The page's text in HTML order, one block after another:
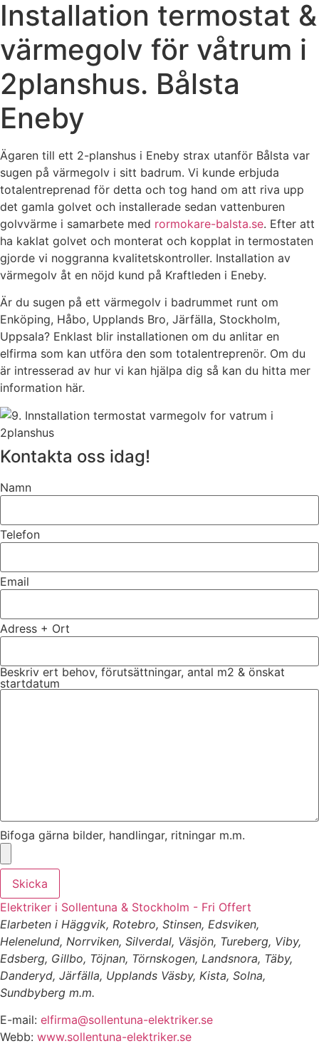
Installation termostat &
värmegolv för våtrum i
2planshus. Bålsta
Eneby
Ägaren till ett 2-planshus i Eneby strax utanför Bålsta var
sugen på värmegolv i sitt badrum. Vi kunde erbjuda
totalentreprenad för detta och tog hand om att riva upp
det gamla golvet och installerade sedan vattenburen
golvvärme i samarbete med rormokare-balsta.se. Efter att
ha kaklat golvet och monterat och kopplat in termostaten
gjorde vi noggranna kvalitetskontroller. Installation av
värmegolv åt en nöjd kund på Kraftleden i Eneby.
Är du sugen på ett värmegolv i badrummet runt om
Enköping, Håbo, Upplands Bro, Järfälla, Stockholm,
Uppsala? Enklast blir installationen om du anlitar en
elfirma som kan utföra den som totalentreprenör. Om du
är intresserad av hur vi kan hjälpa dig så kan du hitta mer
information här.
Kontakta oss idag!
Namn
Telefon
Email
Adress + Ort
Beskriv ert behov, förutsättningar, antal m2 & önskat
startdatum
Bifoga gärna bilder, handlingar, ritningar m.m.
Skicka
Elektriker i Sollentuna & Stockholm - Fri Offert
Elarbeten i Häggvik, Rotebro, Stinsen, Edsviken,
Helenelund, Norrviken, Silverdal, Väsjön, Tureberg, Viby,
Edsberg, Gillbo, Töjnan, Törnskogen, Landsnora, Täby,
Danderyd, Järfälla, Upplands Väsby, Kista, Solna,
Sundbyberg m.m.
E-mail: elfirma@sollentuna-elektriker.se
Webb: www.sollentuna-elektriker.se